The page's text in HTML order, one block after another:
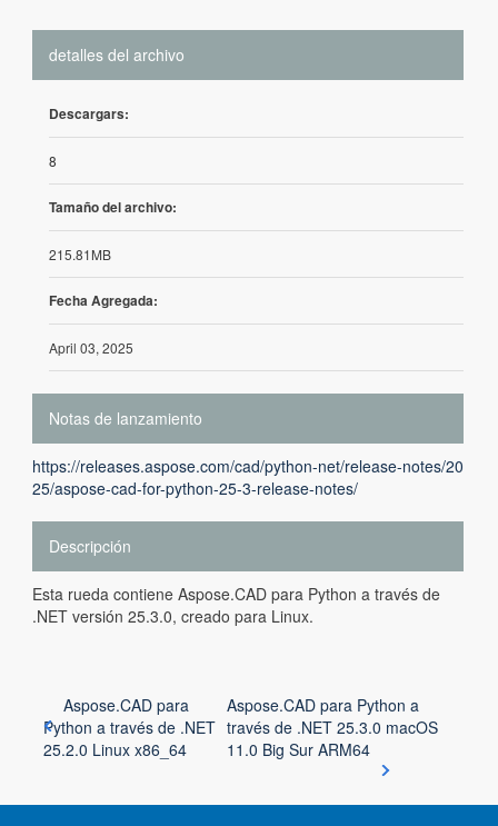
detalles del archivo
Descargars:
8
Tamaño del archivo:
215.81MB
Fecha Agregada:
April 03, 2025
Notas de lanzamiento
https://releases.aspose.com/cad/python-net/release-notes/20
25/aspose-cad-for-python-25-3-release-notes/
Descripción
Esta rueda contiene Aspose.CAD para Python a través de
.NET versión 25.3.0, creado para Linux.
Aspose.CAD para
Python a través de .NET
25.2.0 Linux x86_64
Aspose.CAD para Python a
través de .NET 25.3.0 macOS
11.0 Big Sur ARM64